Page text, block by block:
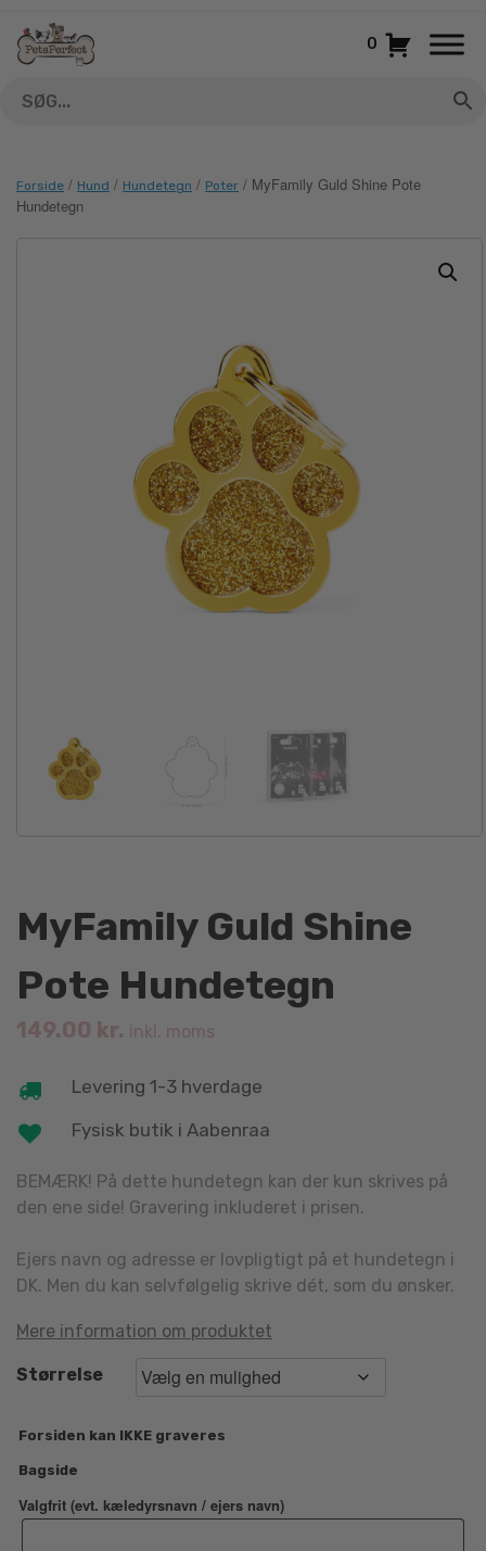
indhold
0
Forside / Hund / Hundetegn / Poter / MyFamily Guld Shine Pote
Hundetegn
MyFamily Guld Shine
Pote Hundetegn
149.00 kr. inkl. moms
Levering 1-3 hverdage
Fysisk butik i Aabenraa
BEMÆRK! På dette hundetegn kan der kun skrives på
den ene side! Gravering inkluderet i prisen.
Ejers navn og adresse er lovpligtigt på et hundetegn i
DK. Men du kan selvfølgelig skrive dét, som du ønsker.
Mere information om produktet
Størrelse
Forsiden kan IKKE graveres
Bagside
Valgfrit (evt. kæledyrsnavn / ejers navn)